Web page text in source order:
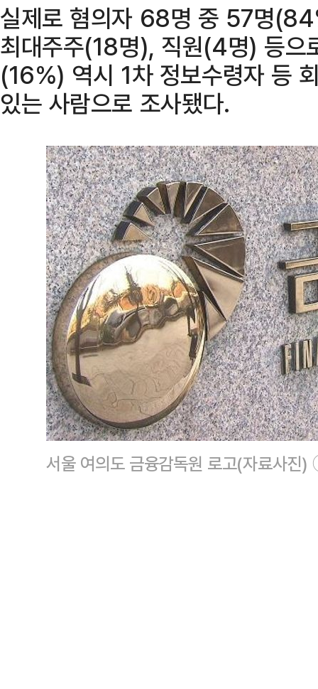
실제로 혐의자 68명 중 57명
최대주주(18명), 직원(4명) 등으
(16%) 역시 1차 정보수령자 등
있는 사람으로 조사됐다.
서울 여의도 금융감독원 로고(자료사진